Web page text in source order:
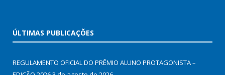
ÚLTIMAS PUBLICAÇÕES
REGULAMENTO OFICIAL DO PRÊMIO ALUNO PROTAGONISTA –